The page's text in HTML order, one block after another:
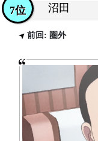
沼田
7位
前回: 圏外